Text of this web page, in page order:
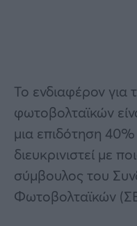
Το ενδιαφέρον για
φωτοβολταϊκών
μια επιδότηση
διευκρινιστεί με
σύμβουλος του
Φωτοβολταϊκών